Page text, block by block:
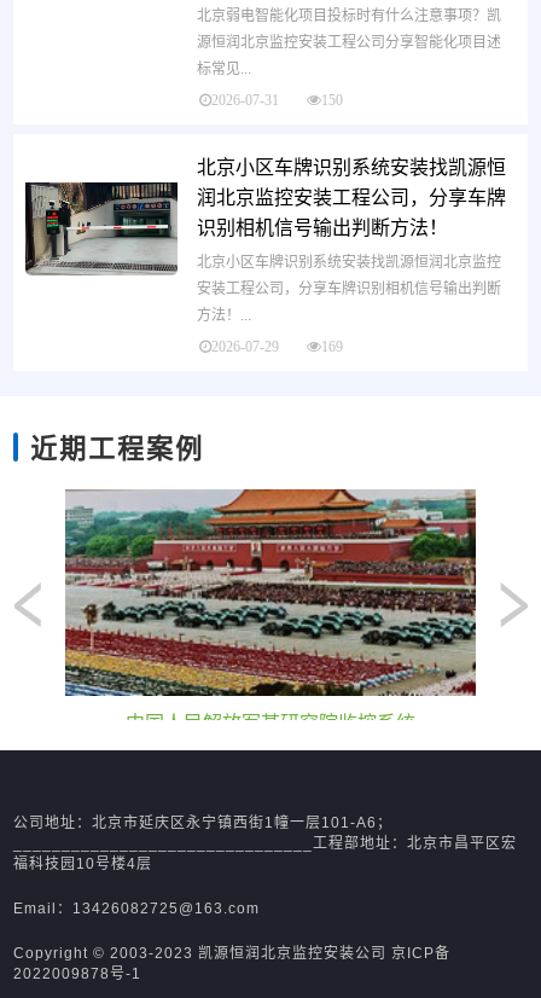
北京弱电智能化项目投标时有什么注意事项？凯
源恒润北京监控安装工程公司分享智能化项目述
标常见...
2026-07-31 150
北京小区车牌识别系统安装找凯源恒
润北京监控安装工程公司，分享车牌
识别相机信号输出判断方法！
北京小区车牌识别系统安装找凯源恒润北京监控
安装工程公司，分享车牌识别相机信号输出判断
方法！...
2026-07-29 169
近期工程案例
中国人民解放军某研究院监控系统
公司地址：北京市延庆区永宁镇西街1幢一层101-A6；
_______________________________工程部地址：北京市昌平区宏
福科技园10号楼4层
Email：13426082725@163.com
Copyright © 2003-2023 凯源恒润北京监控安装公司京ICP备
2022009878号-1